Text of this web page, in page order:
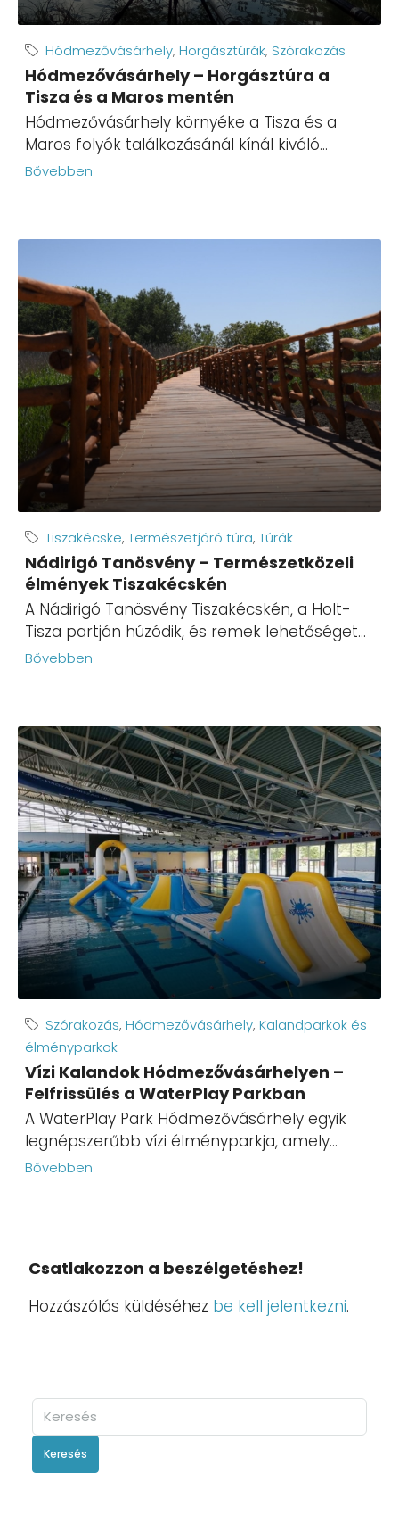
Hódmezővásárhely, Horgásztúrák, Szórakozás
Hódmezővásárhely – Horgásztúra a
Tisza és a Maros mentén
Hódmezővásárhely környéke a Tisza és a
Maros folyók találkozásánál kínál kiváló...
Bővebben
Tiszakécske, Természetjáró túra, Túrák
Nádirigó Tanösvény – Természetközeli
élmények Tiszakécskén
A Nádirigó Tanösvény Tiszakécskén, a Holt-
Tisza partján húzódik, és remek lehetőséget...
Bővebben
Szórakozás, Hódmezővásárhely, Kalandparkok és
élményparkok
Vízi Kalandok Hódmezővásárhelyen –
Felfrissülés a WaterPlay Parkban
A WaterPlay Park Hódmezővásárhely egyik
legnépszerűbb vízi élményparkja, amely...
Bővebben
Csatlakozzon a beszélgetéshez!
Hozzászólás küldéséhez be kell jelentkezni.
Keresés